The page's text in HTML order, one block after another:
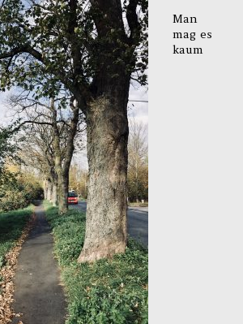
Man
mag es
kaum